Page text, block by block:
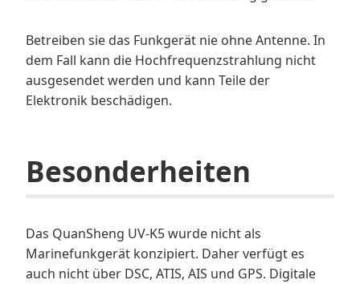
Betreiben sie das Funkgerät nie ohne Antenne. In
dem Fall kann die Hochfrequenzstrahlung nicht
ausgesendet werden und kann Teile der
Elektronik beschädigen.
Besonderheiten
Das QuanSheng UV-K5 wurde nicht als
Marinefunkgerät konzipiert. Daher verfügt es
auch nicht über DSC, ATIS, AIS und GPS. Digitale